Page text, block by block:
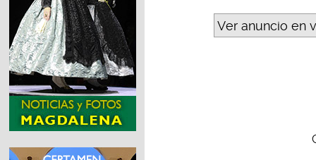
Ver anuncio en